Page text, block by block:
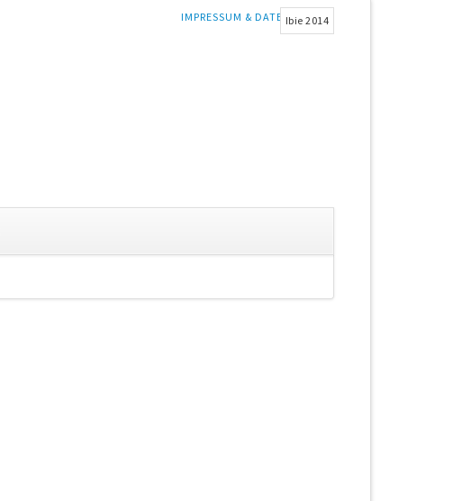
NAVIGATION
IMPRESSUM & DATENSCHUTZ
Ibie 2014
überspringen